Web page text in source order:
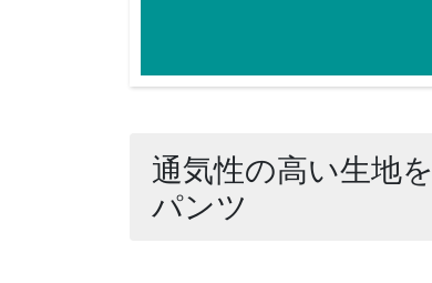
通気性の高い生地
パンツ